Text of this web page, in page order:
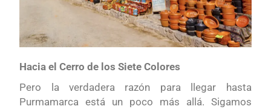
Hacia el Cerro de los Siete Colores
Pero la verdadera razón para llegar hasta
Purmamarca está un poco más allá. Sigamos